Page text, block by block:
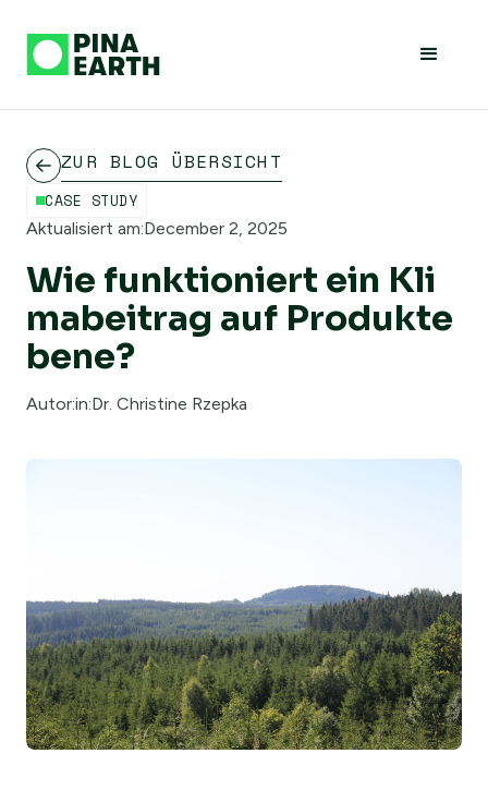
ZUR BLOG ÜBERSICHT
CASE STUDY
Aktualisiert am:December 2, 2025
Wie funktioniert ein Kli
mabeitrag auf Produkte
bene?
Autor:in:Dr. Christine Rzepka